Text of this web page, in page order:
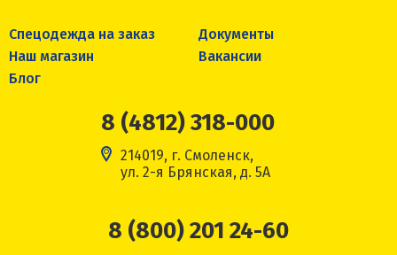
Спецодежда на заказ
Документы
Наш магазин
Вакансии
Блог
8 (4812) 318-000
214019, г. Смоленск,
ул. 2-я Брянская, д. 5А
8 (800) 201 24-60